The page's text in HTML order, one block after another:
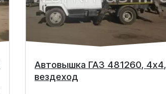
Автовышка ГАЗ 481260, 4х4,
вездеход